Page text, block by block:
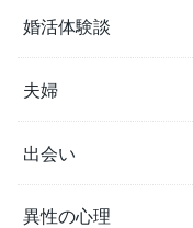
婚活体験談
夫婦
出会い
異性の心理